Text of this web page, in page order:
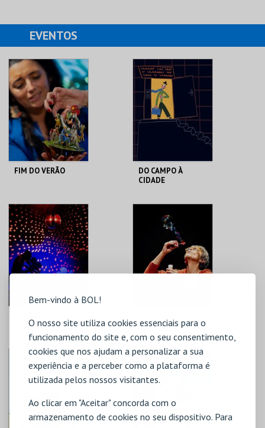
Bem-vindo à BOL!
O nosso site utiliza cookies essenciais para o
funcionamento do site e, com o seu consentimento,
cookies que nos ajudam a personalizar a sua
experiência e a perceber como a plataforma é
utilizada pelos nossos visitantes.
Ao clicar em "Aceitar" concorda com o
armazenamento de cookies no seu dispositivo. Para
EVENTOS
FIM DO VERÃO
LU.CA -TEATRO LUÍS
CAMÕES
MAIS INFO
COMPRAR
DO CAMPO À
CIDADE
CAMÕES
MAIS INFO
COMPRAR
LU.CA -TEATRO LUÍS
CAMÕES
COMPRAR
ANIMAIS E OUTROS
QUE TAIS
LU.CA -TEATRO LUÍS
CAMÕES
COMPRAR